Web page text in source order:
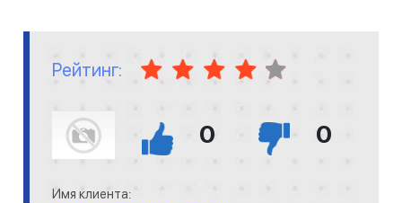
Рейтинг:
0 0
Имя клиента: